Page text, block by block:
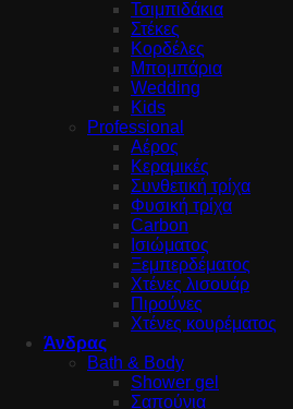
Τσιμπιδάκια
Στέκες
Κορδέλες
Μπομπάρια
Wedding
Kids
Professional
Αέρος
Κεραμικές
Συνθετική τρίχα
Φυσική τρίχα
Carbon
Ισιώματος
Ξεμπερδέματος
Χτένες λισουάρ
Πιρούνες
Χτένες κουρέματος
Άνδρας
Bath & Body
Shower gel
Σαπούνια